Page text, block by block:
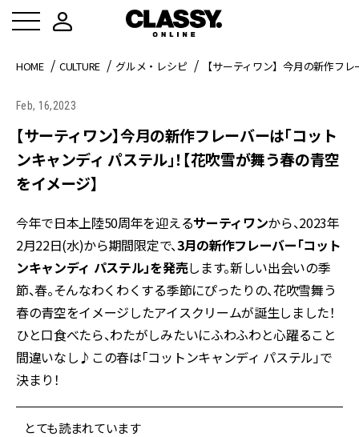
HOME CULTURE グルメ・レシピ 【サーティワン】今月の新作フ
Feb, 16,2023
【サーティワン】今月の新作フレーバーは「コット
ンキャンディ パステル」！【花吹雪が舞う春の青空
をイメージ】
今年で日本上陸50周年を迎えるサーティワンから、2023年
2月22日(水)から期間限定で、3月の新作フレーバー「コット
ンキャンディ パステル」を発売します。新しい出会いの季
節、春。そんなわくわくする季節にぴったりの、花吹雪舞う
春の青空をイメージしたアイスクリームが誕生しました！
ひと口食べたら、わたがしみたいにふわふわと心躍ること
間違いなし♪この春は「コットンキャンディ パステル」で
決まり！
とても読まれています